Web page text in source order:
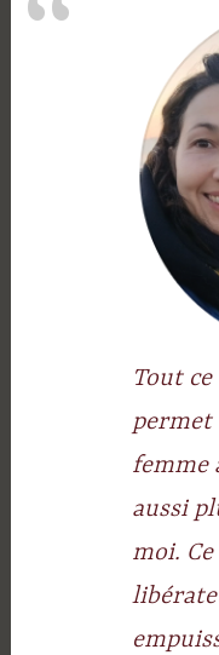
Tout
permet
femme
aussi
moi.